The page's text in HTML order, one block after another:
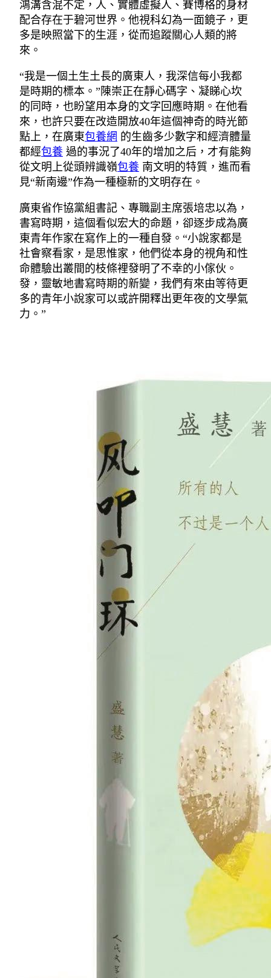
鴻溝含混不定，人、實體虛擬人、賽博格的身材
配合存在于碧河世界。他視科幻為一面鏡子，更
多是映照當下的生涯，從而追蹤關心人類的將
來。
“我是一個土生土長的廣東人，我深信每小我都
是時期的標本。”陳崇正在靜心碼字、凝睇心坎
的同時，也盼望用本身的文字回應時期。在他看
來，也許只要在改造開放40年這個神奇的時光節
點上，在廣東包養網 的生齒多少數字和經濟體量
都經包養 過的事況了40年的增加之后，才有能夠
從文明上從頭辨識嶺包養 南文明的特質，進而看
見“新南邊”作為一種極新的文明存在。
廣東省作協黨組書記、專職副主席張培忠以為，
書寫時期，這個看似宏大的命題，卻逐步成為廣
東青年作家在寫作上的一種自發。“小說家都是
社會察看家，是思惟家，他們從本身的視角和性
命體驗出叢間的枝條裡發明了不幸的小傢伙。
發，靈敏地書寫時期的新變，我們有來由等待更
多的青年小說家可以或許開釋出更年夜的文學氣
力。”